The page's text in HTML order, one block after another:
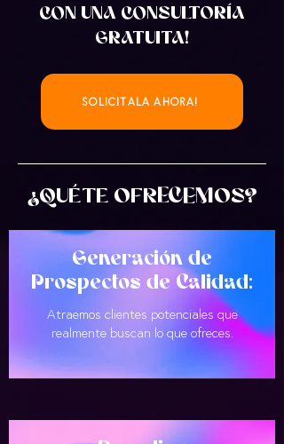
CON UNA CONSULTORÍA
GRATUITA!
SOLICITALA AHORA!
¿QUÉ TE OFRECEMOS?
Generación de
Prospectos de Calidad:
​​Atraemos clientes potenciales que
realmente buscan lo que ofreces.